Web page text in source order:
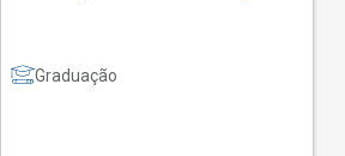
Graduação